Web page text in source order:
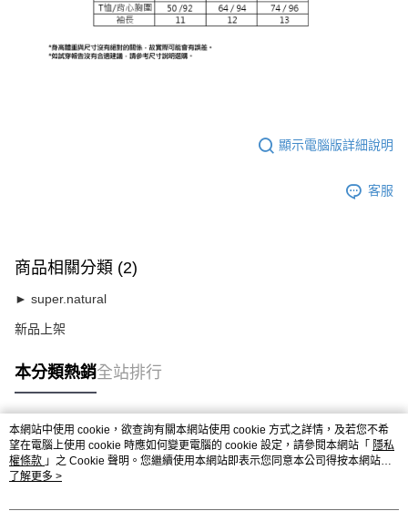
顯示電腦版詳細說明
客服
商品相關分類 (2)
► super.natural
新品上架
本分類熱銷全站排行
熱門標籤
本網站中使用 cookie，欲查詢有關本網站使用 cookie 方式之詳情，及若您不希
望在電腦上使用 cookie 時應如何變更電腦的 cookie 設定，請參閱本網站「 隱私
權條款 」之 Cookie 聲明。您繼續使用本網站即表示您同意本公司得按本網站使
用條款之 Cookie 聲明使用 cookie。
了解更多 >